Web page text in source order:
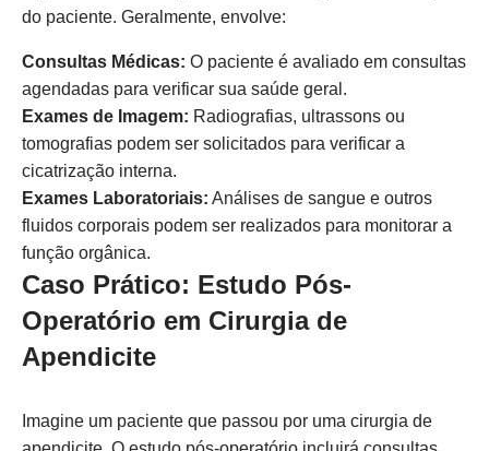
do paciente. Geralmente, envolve:
Consultas Médicas: O paciente é avaliado em consultas
agendadas para verificar sua saúde geral.
Exames de Imagem: Radiografias, ultrassons ou
tomografias podem ser solicitados para verificar a
cicatrização interna.
Exames Laboratoriais: Análises de sangue e outros
fluidos corporais podem ser realizados para monitorar a
função orgânica.
Caso Prático: Estudo Pós-
Operatório em Cirurgia de
Apendicite
Imagine um paciente que passou por uma cirurgia de